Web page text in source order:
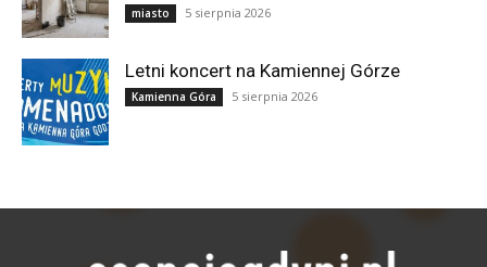
miasto 5 sierpnia 2026
Letni koncert na Kamiennej Górze
Kamienna Góra 5 sierpnia 2026